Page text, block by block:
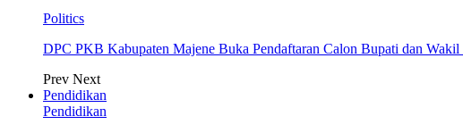
Politics
DPC PKB Kabupaten Majene Buka Pendaftaran Calon Bupati dan
Prev Next
Pendidikan
Pendidikan